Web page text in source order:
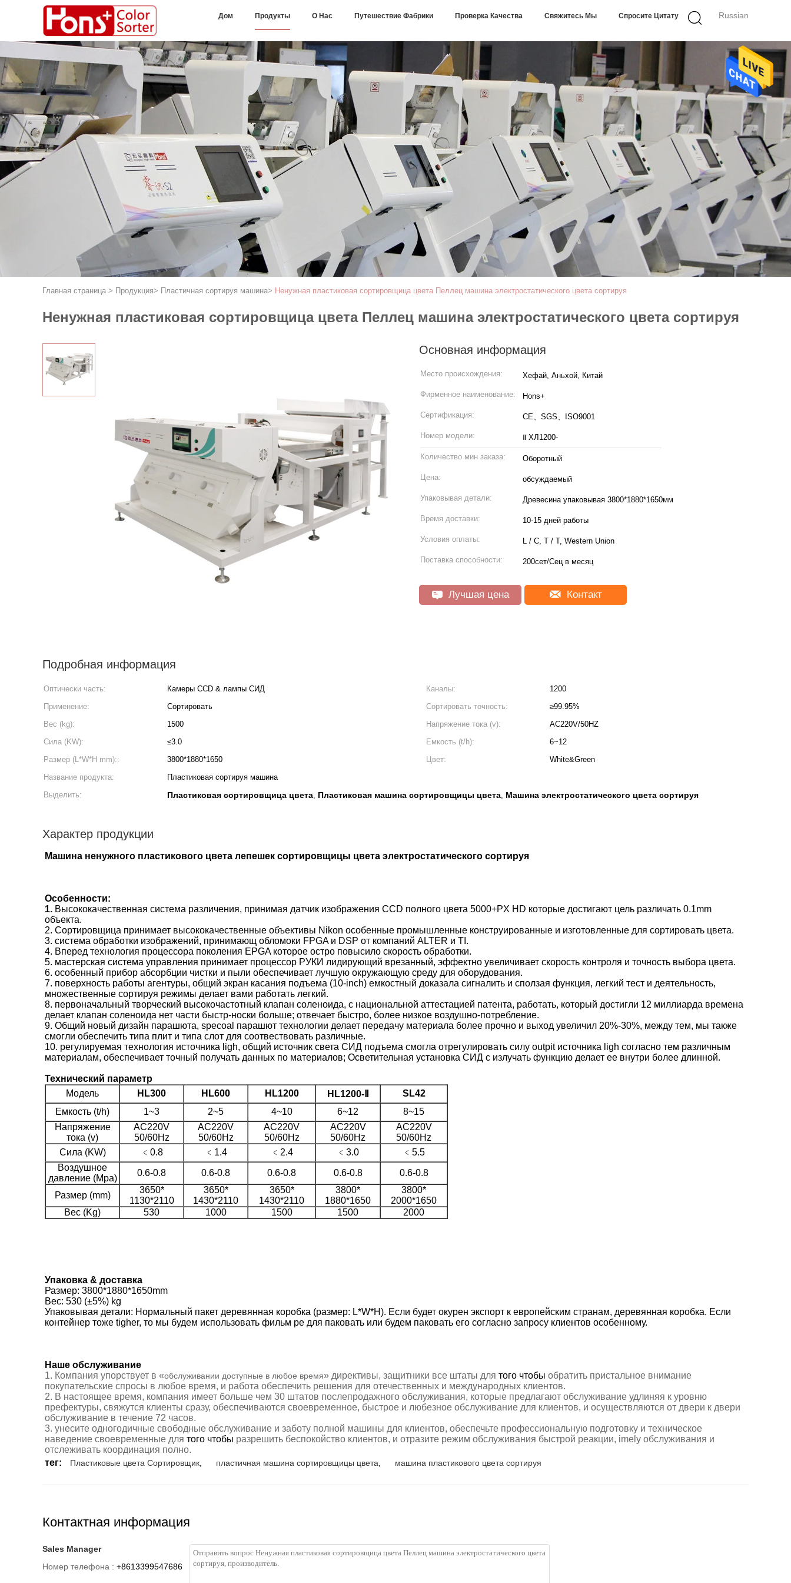
Russian
Дом Продукты О Нас Путешествие Фабрики Проверка Качества Свяжитесь Мы Спросите Цитату
Главная страница > Продукция> Пластичная сортируя машина> Ненужная пластиковая сортировщица цвета Пеллец машина электростатического цвета сортируя
Ненужная пластиковая сортировщица цвета Пеллец машина электростатического цвета сортируя
Основная информация
Место происхождения: Хефай, Аньхой, Китай
Фирменное наименование: Hons+
Сертификация: CE、SGS、ISO9001
Номер модели: Ⅱ ХЛ1200-
Количество мин заказа: Оборотный
Цена: обсуждаемый
Упаковывая детали: Древесина упаковывая 3800*1880*1650мм
Время доставки: 10-15 дней работы
Условия оплаты: L / C, T / T, Western Union
Поставка способности: 200сет/Сец в месяц
Лучшая цена Контакт
Подробная информация
Оптически часть: Камеры CCD & лампы СИД Каналы:
1200
Применение:
Сортировать Сортировать точность:
≥99.95%
Вес (kg):
1500 Напряжение тока (v):
AC220V/50HZ
Сила (KW):
≤3.0 Емкость (t/h):
6~12
Размер (L*W*H mm)::
3800*1880*1650 Цвет:
White&Green
Название продукта:
Пластиковая сортируя машина
Выделить:
Пластиковая сортировщица цвета, Пластиковая машина сортировщицы цвета, Машина электростатического цвета сортируя
Характер продукции
Машина ненужного пластикового цвета лепешек сортировщицы цвета электростатического сортируя
Особенности:
1. Высококачественная система различения, принимая датчик изображения CCD полного цвета 5000+PX HD которые достигают цель различать 0.1mm
объекта.
2. Сортировщица принимает высококачественные объективы Nikon особенные промышленные конструированные и изготовленные для сортировать цвета.
3. система обработки изображений, принимающ обломоки FPGA и DSP от компаний ALTER и TI.
4. Вперед технология процессора поколения EPGA которое остро повысило скорость обработки.
5. мастерская система управления принимает процессор РУКИ лидирующий врезанный, эффектно увеличивает скорость контроля и точность выбора цвета.
6. особенный прибор абсорбции чистки и пыли обеспечивает лучшую окружающую среду для оборудования.
7. поверхность работы агентуры, общий экран касания подъема (10-inch) емкостный доказала сигналить и сползая функция, легкий тест и деятельность,
множественные сортируя режимы делает вами работать легкий.
8. первоначальный творческий высокочастотный клапан соленоида, с национальной аттестацией патента, работать, который достигли 12 миллиарда времена
делает клапан соленоида нет части быстр-носки больше; отвечает быстро, более низкое воздушно-потребление.
9. Общий новый дизайн парашюта, specoal парашют технологии делает передачу материала более прочно и выход увеличил 20%-30%, между тем, мы также
смогли обеспечить типа плит и типа слот для соотвествовать различные.
10. регулируемая технология источника ligh, общий источник света СИД подъема смогла отрегулировать силу outpit источника ligh согласно тем различным
материалам, обеспечивает точный получать данных по материалов; Осветительная установка СИД с излучать функцию делает ее внутри более длинной.
Технический параметр
Модель
HL300 HL600 HL1200 HL1200-Ⅱ
SL42
Емкость (t/h)
1~3 2~5 4~10 6~12
8~15
Напряжение
тока (v)
AC220V
50/60Hz
AC220V
50/60Hz
AC220V
50/60Hz
AC220V
50/60Hz
AC220V
50/60Hz
Сила (KW)
﹤0.8 ﹤1.4 ﹤2.4 ﹤3.0
﹤5.5
Воздушное
давление (Mpa)
0.6-0.8 0.6-0.8 0.6-0.8 0.6-0.8 0.6-0.8
Размер (mm)
3650*
1130*2110
3650*
1430*2110
3650*
1430*2110
3800*
1880*1650
3800*
2000*1650
Вес (Kg)
530 1000 1500 1500 2000
Упаковка & доставка
Размер: 3800*1880*1650mm
Вес: 530 (±5%) kg
Упаковывая детали: Нормальный пакет деревянная коробка (размер: L*W*H). Если будет окурен экспорт к европейским странам, деревянная коробка. Если
контейнер тоже tigher, то мы будем использовать фильм pe для паковать или будем паковать его согласно запросу клиентов особенному.
Наше обслуживание
1. Компания упорствует в «обслуживании доступные в любое время» директивы, защитники все штаты для того чтобы обратить пристальное внимание
покупательские спросы в любое время, и работа обеспечить решения для отечественных и международных клиентов.
2. В настоящее время, компания имеет больше чем 30 штатов послепродажного обслуживания, которые предлагают обслуживание удлиняя к уровню
префектуры, свяжутся клиенты сразу, обеспечиваются своевременное, быстрое и любезное обслуживание для клиентов, и осуществляются от двери к двери
обслуживание в течение 72 часов.
3. унесите одногодичные свободные обслуживание и заботу полной машины для клиентов, обеспечьте профессиональную подготовку и техническое
наведение своевременные для того чтобы разрешить беспокойство клиентов, и отразите режим обслуживания быстрой реакции, imely обслуживания и
отслеживать координация полно.
тег:
Пластиковые цвета Сортировщик пластичная машина сортировщицы цвета машина пластикового цвета сортируя
Контактная информация
Sales Manager
Номер телефона : +8613399547686